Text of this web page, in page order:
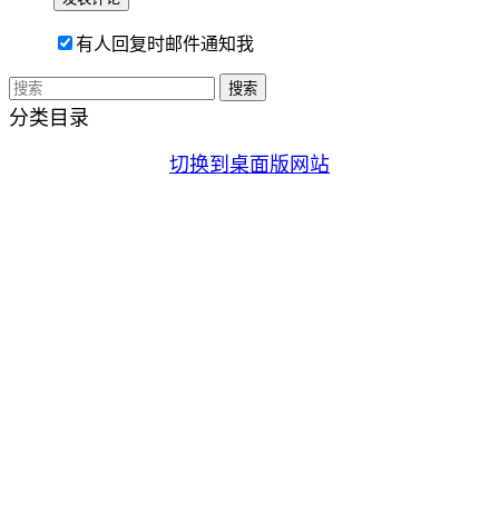
有人回复时邮件通知我
分类目录
切换到桌面版网站